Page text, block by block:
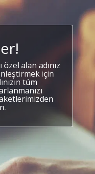
özel alan adınız
için
tüm